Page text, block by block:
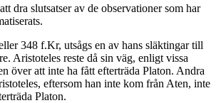
dra slutsatser av de observationer som har
348 f.Kr, utsågs en av hans släktingar till
Aristoteles reste då sin väg, enligt vissa
över att inte ha fått efterträda Platon. Andra
eftersom han inte kom från Aten, inte
Platon.